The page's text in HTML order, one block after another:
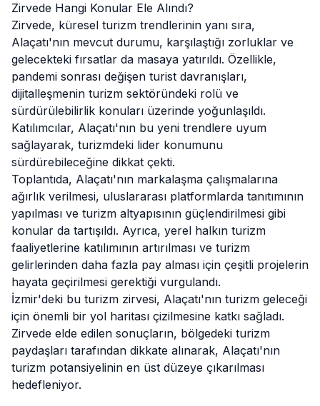
Zirvede Hangi Konular Ele Alındı?
Zirvede, küresel turizm trendlerinin yanı sıra,
Alaçatı'nın mevcut durumu, karşılaştığı zorluklar ve
gelecekteki fırsatlar da masaya yatırıldı. Özellikle,
pandemi sonrası değişen turist davranışları,
dijitalleşmenin turizm sektöründeki rolü ve
sürdürülebilirlik konuları üzerinde yoğunlaşıldı.
Katılımcılar, Alaçatı'nın bu yeni trendlere uyum
sağlayarak, turizmdeki lider konumunu
sürdürebileceğine dikkat çekti.
Toplantıda, Alaçatı'nın markalaşma çalışmalarına
ağırlık verilmesi, uluslararası platformlarda tanıtımının
yapılması ve turizm altyapısının güçlendirilmesi gibi
konular da tartışıldı. Ayrıca, yerel halkın turizm
faaliyetlerine katılımının artırılması ve turizm
gelirlerinden daha fazla pay alması için çeşitli projelerin
hayata geçirilmesi gerektiği vurgulandı.
İzmir'deki bu turizm zirvesi, Alaçatı'nın turizm geleceği
için önemli bir yol haritası çizilmesine katkı sağladı.
Zirvede elde edilen sonuçların, bölgedeki turizm
paydaşları tarafından dikkate alınarak, Alaçatı'nın
turizm potansiyelinin en üst düzeye çıkarılması
hedefleniyor.